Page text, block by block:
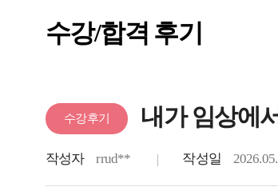
수강/합격 후기
수강후기 내가 임상에
작성자 rrud** 작성일